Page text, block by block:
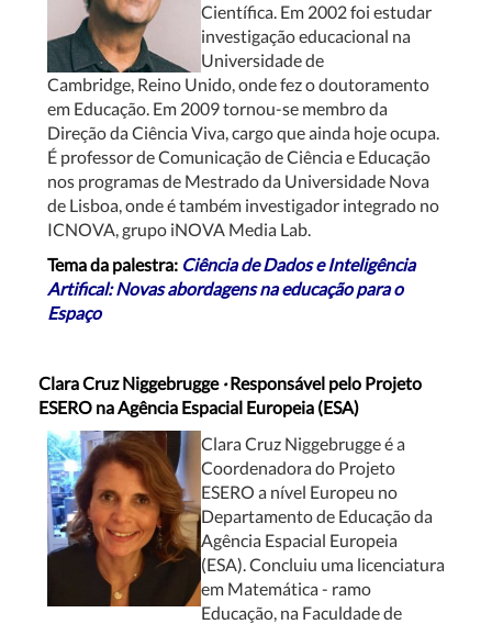
Científica. Em 2002 foi estudar
investigação educacional na
Universidade de
Cambridge,Reino Unido, onde fez o doutoramento
em Educação. Em 2009 tornou-se membro da
Direção da Ciência Viva, cargo que ainda hoje ocupa.
É professor de Comunicação de Ciência e Educação
nos programas de Mestrado da Universidade Nova
de Lisboa, onde é também investigador integrado no
ICNOVA, grupo iNOVA Media Lab.
Tema da palestra: Ciência de Dados e Inteligência
Artifical: Novas abordagens na educação para o
Espaço
Clara Cruz Niggebrugge ·Responsável pelo Projeto
ESERO na Agência Espacial Europeia (ESA)
Clara Cruz Niggebrugge é a
Coordenadora do Projeto
ESERO a nível Europeu no
Departamento de Educação da
Agência Espacial Europeia
(ESA).Concluiu uma licenciatura
em Matemática - ramo
Educação, na Faculdade de